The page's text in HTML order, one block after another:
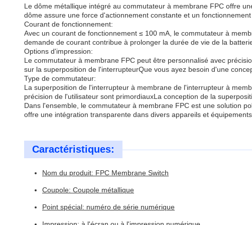
Le dôme métallique intégré au commutateur à membrane FPC offre
dôme assure une force d'actionnement constante et un
Courant de fonctionnement:
Avec un courant de fonctionnement ≤ 100 mA, le commutateur à
demande de courant contribue à prolonger la durée de vie de la
Options d'impression:
Le commutateur à membrane FPC peut être personnalisé avec
sur la superposition de l'interrupteurQue vous ayez besoin d'une
Type de commutateur:
La superposition de l'interrupteur à membrane de l'interrupteur à
précision de l'utilisateur sont primordiauxLa conception de la
Dans l'ensemble, le commutateur à membrane FPC est une solution
offre une intégration transparente dans divers appareils et
Caractéristiques:
Nom du produit: FPC Membrane Switch
Coupole: Coupole métallique
Point spécial: numéro de série numérique